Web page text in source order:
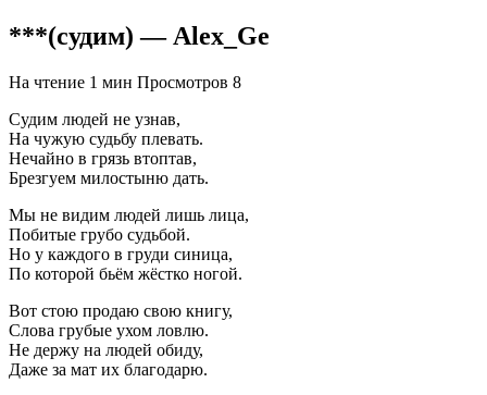
***(судим) — Alex_Ge
На чтение 1 мин Просмотров 8
Судим людей не узнав,
На чужую судьбу плевать.
Нечайно в грязь втоптав,
Брезгуем милостыню дать.
Мы не видим людей лишь лица,
Побитые грубо судьбой.
Но у каждого в груди синица,
По которой бьём жёстко ногой.
Вот стою продаю свою книгу,
Слова грубые ухом ловлю.
Не держу на людей обиду,
Даже за мат их благодарю.